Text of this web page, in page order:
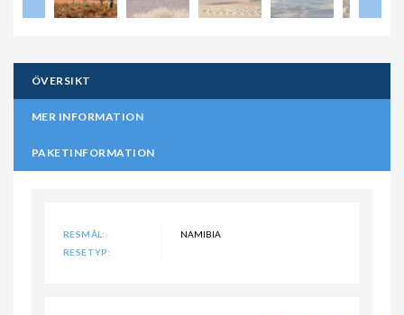
ÖVERSIKT
MER INFORMATION
PAKETINFORMATION
RESMÅL:
NAMIBIA
RESETYP: